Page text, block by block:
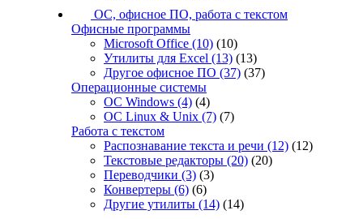
ОС, офисное ПО, работа с текстом
Офисные программы
Microsoft Office (10) (10)
Утилиты для Excel (13) (13)
Другое офисное ПО (37) (37)
Операционные системы
ОС Windows (4) (4)
ОС Linux & Unix (7) (7)
Работа с текстом
Распознавание текста и речи (12) (12)
Текстовые редакторы (20) (20)
Переводчики (3) (3)
Конвертеры (6) (6)
Другие утилиты (14) (14)